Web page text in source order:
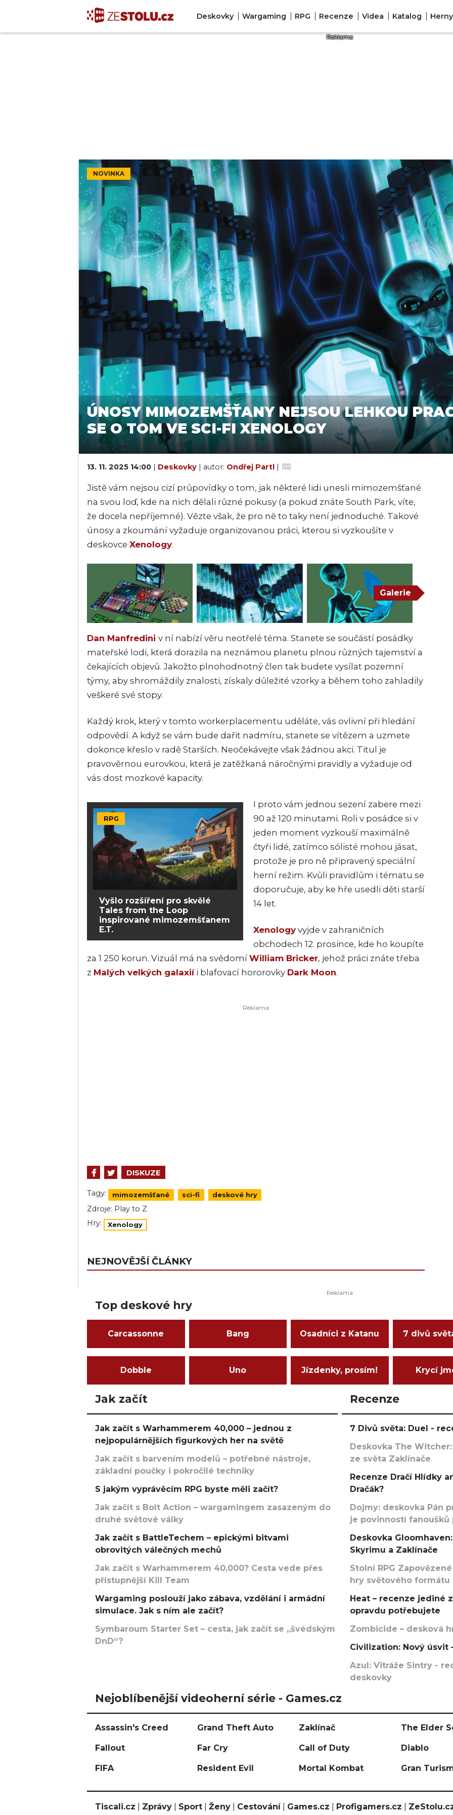
Deskovky Wargaming RPG Recenze Videa Katalog Herny
NOVINKA
ÚNOSY MIMOZEMŠŤANY NEJSOU LEHKOU
SE O TOM VE SCI-FI XENOLOGY
13. 11. 2025 14:00 | Deskovky | autor: Ondřej Partl |
Jistě vám nejsou cizí průpovídky o tom, jak některé lidi unesli mimozemšťané
na svou loď, kde na nich dělali různé pokusy (a pokud znáte South Park, víte,
že docela nepříjemné). Vězte však, že pro ně to taky není jednoduché. Takové
únosy a zkoumání vyžaduje organizovanou práci, kterou si vyzkoušíte v
deskovce Xenology.
Galerie
Dan Manfredini v ní nabízí věru neotřelé téma. Stanete se součástí posádky
mateřské lodi, která dorazila na neznámou planetu plnou různých tajemství a
čekajících objevů. Jakožto plnohodnotný člen tak budete vysílat pozemní
týmy, aby shromáždily znalosti, získaly důležité vzorky a během toho zahladily
veškeré své stopy.
Každý krok, který v tomto workerplacementu uděláte, vás ovlivní při hledání
odpovědí. A když se vám bude dařit nadmíru, stanete se vítězem a uzmete
dokonce křeslo v radě Starších. Neočekávejte však žádnou akci. Titul je
pravověrnou eurovkou, která je zatěžkaná náročnými pravidly a vyžaduje od
vás dost mozkové kapacity.
RPG
Vyšlo rozšíření pro skvělé
Tales from the Loop
inspirované mimozemšťanem
E.T.
I proto vám jednou sezení zabere mezi
90 až 120 minutami. Roli v posádce si v
jeden moment vyzkouší maximálně
čtyři lidé, zatímco sólisté mohou jásat,
protože je pro ně připravený speciální
herní režim. Kvůli pravidlům i tématu se
doporučuje, aby ke hře usedli děti starší
14 let.
Xenology vyjde v zahraničních
obchodech 12. prosince, kde ho koupíte
za 1 250 korun. Vizuál má na svědomí William Bricker, jehož práci znáte třeba
z Malých velkých galaxiíi blafovací hororovky Dark Moon.
DISKUZE
Tagy: mimozemšťané sci-fi deskové hry
Zdroje: Play to Z
Hry:
Xenology
NEJNOVĚJŠÍ ČLÁNKY
Top deskové hry
Carcassonne Bang Osadníci z Katanu 7 divů
Dobble Uno Jízdenky, prosím! Krycí
Jak začít
Jak začít s Warhammerem 40,000 – jednou z
nejpopulárnějších figurkových her na světě
Jak začít s barvením modelů – potřebné nástroje,
základní poučky i pokročilé techniky
S jakým vyprávěcím RPG byste měli začít?
Jak začít s Bolt Action – wargamingem zasazeným do
druhé světové války
Jak začít s BattleTechem – epickými bitvami
obrovitých válečných mechů
Jak začít s Warhammerem 40,000? Cesta vede přes
přístupnější Kill Team
Wargaming poslouží jako zábava, vzdělání i armádní
simulace. Jak s ním ale začít?
Symbaroum Starter Set – cesta, jak začít se „švédským
DnD“?
Recenze
7 Divů světa: Duel -
Deskovka The
ze světa Zaklínače
Recenze Dračí Hlídky
Dračák?
Dojmy: deskovka Pán
je povinností fanoušků
Deskovka
Skyrimu a Zaklínače
Stolní RPG
hry světového formátu
Heat – recenze jediné
opravdu potřebujete
Zombicide – desková
Civilization: Nový úsvit
Azul: Vitráže Sintry -
deskovky
Nejoblíbenější videoherní série - Games.cz
Assassin's Creed Grand Theft Auto Zaklínač The Elder
Fallout Far Cry Call of Duty Diablo
FIFA Resident Evil Mortal Kombat Gran
Tiscali.cz Zprávy Sport Ženy Cestování| Games.cz Profigamers.cz